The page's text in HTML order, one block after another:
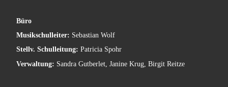
Büro
Musikschulleiter: Sebastian Wolf
Stellv. Schulleitung: Patricia Spohr
Verwaltung: Sandra Gutberlet, Janine Krug, Birgit Reitze